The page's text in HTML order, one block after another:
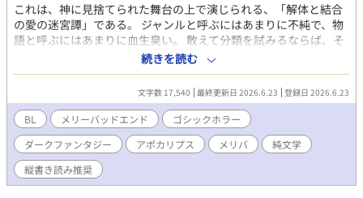
これは、神に見捨てられた舞台の上で演じられる、「解体と結合
の愛の迷宮譚」である。 ジャンルと呼ぶにはあまりに不純で、物
語と呼ぶにはあまりに血生臭い。 敢えて分類を試みるならば、そ
れは「背徳的ゴシック・ホラー」であり、同時に「耽美的な心中
未遂の連鎖」でもある。 鏡が割れるたびに増殖する自分自身のよ
うに、物語は「愛」という名の執着を、解剖用メスで執拗に切り
裂いていく。そこにあるのは、騎士と王子という神話的な対比を
解体し、汚泥と化した肉体の中で再構築する、悪魔的なまでの
「自己同一性の消失」だ。 これは、観客を想定しない見世物小屋
の情景である。 愛し合う二人が、個体であることをやめ、互いの
臓器を糧とし、境界線を食い破り、最終的には「一つの怪物」と
して完成することを目指す――そう、これは「終わりのない二人
続きを読む
文字数 17,540 最終更新日 2026.6.23 登録日 2026.6.23
BL メリーバッドエンド
ゴシックホラー
ダークファンタジー
アポカリプス メリバ
純文学
縦書き読み推奨